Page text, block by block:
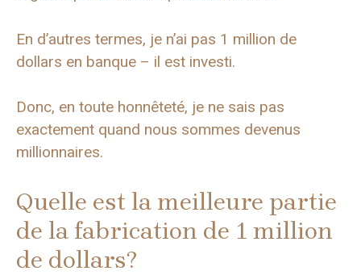
En d’autres termes, je n’ai pas 1 million de
dollars en banque – il est investi.
Donc, en toute honnêteté, je ne sais pas
exactement quand nous sommes devenus
millionnaires.
Quelle est la meilleure partie
de la fabrication de 1 million
de dollars?